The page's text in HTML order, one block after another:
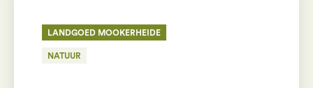
LANDGOED MOOKERHEIDE
NATUUR